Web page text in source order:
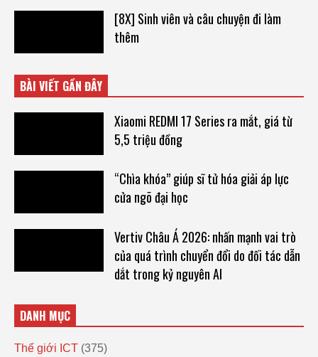
[8X] Sinh viên và câu chuyện đi làm
thêm
BÀI VIẾT GẦN ĐÂY
Xiaomi REDMI 17 Series ra mắt, giá từ
5,5 triệu đồng
“Chìa khóa” giúp sĩ tử hóa giải áp lực
cửa ngõ đại học
Vertiv Châu Á 2026: nhấn mạnh vai trò
của quá trình chuyển đổi do đối tác dẫn
dắt trong kỷ nguyên AI
DANH MỤC
Thế giới ICT (375)